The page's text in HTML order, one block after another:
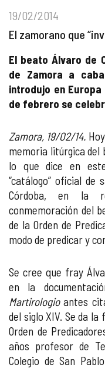
19/02/2014
El zamorano que
El beato Álvaro de
de Zamora a
introdujo en
de febrero se
Zamora, 19/02/14.
memoria litúrgica del
lo que dice en
“catálogo” oficial de
Córdoba, en la
conmemoración del
de la Orden de
modo de predicar y
Se cree que fray
en la
Martirologioantes
del siglo XIV. Se da la
Orden de
años profesor de
Colegio de San